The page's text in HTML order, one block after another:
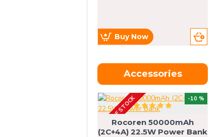
Buy Now
Accessories
-10 %
OUT OF STOCK
Rocoren 50000mAh
(2C+4A) 22.5W Power Bank